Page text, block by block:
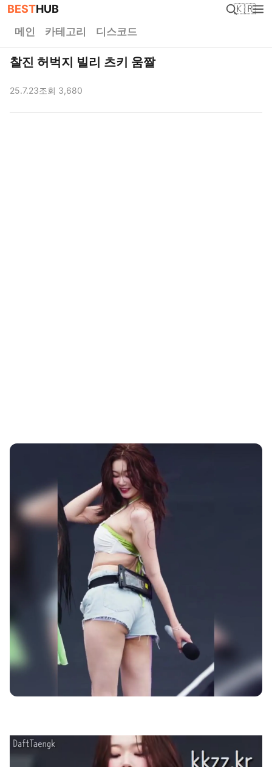
BESTHUB 🇰🇷
메인 카테고리 디스코드
찰진 허벅지 빌리 츠키 움짤
25.7.23조회 3,680